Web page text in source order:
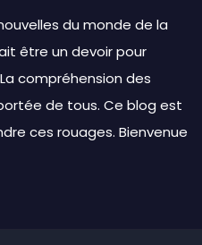
du monde de la
être un devoir pour
compréhension des
de tous. Ce blog est
ces rouages. Bienvenue